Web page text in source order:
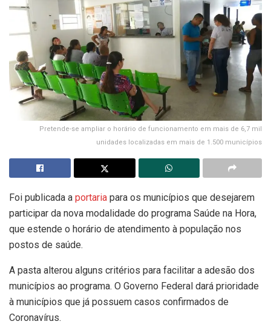
Pretende-se ampliar o horário de funcionamento em mais de 6,7 mil
unidades localizadas em mais de 1.500 municípios
Foi publicada a portaria para os municípios que desejarem
participar da nova modalidade do programa Saúde na Hora,
que estende o horário de atendimento à população nos
postos de saúde.
A pasta alterou alguns critérios para facilitar a adesão dos
municípios ao programa. O Governo Federal dará prioridade
à municípios que já possuem casos confirmados de
Coronavírus.